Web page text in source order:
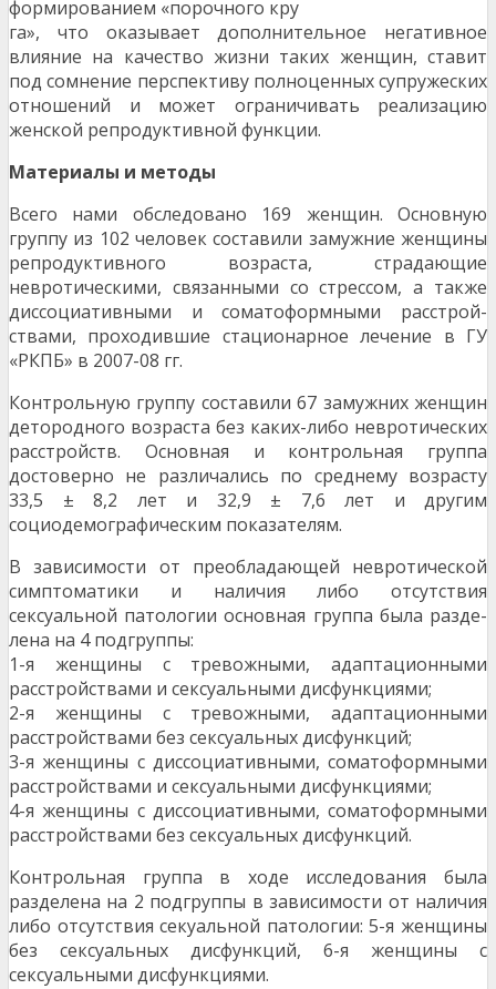
формированием «порочного кру­
га», что оказывает дополнительное негативное
влияние на качество жизни таких женщин, ставит
под сомнение перспективу полноценных супруже­ских
отношений и может ограничивать реализацию
женской репродуктивной функции.
Материалы и методы
Всего нами обследовано 169 женщин. Ос­новную
группу из 102 человек составили замужние женщины
репродуктивного возраста, страдающие
невротическими, связанными со стрессом, а также
диссоциативными и соматоформными расстрой­
ствами, проходившие стационарное лечение в ГУ
«РКПБ» в 2007-08 гг.
Контрольную группу составили 67 замужних женщин
детородного возраста без каких-либо невро­тических
расстройств. Основная и контрольная группа
достоверно не различались по среднему возрасту
33,5 ± 8,2 лет и 32,9 ± 7,6 лет и другим
социодемографическим показателям.
В зависимости от преобладающей невро­тической
симптоматики и наличия либо отсутствия
сексуальной патологии основная группа была разде­
лена на 4 подгруппы:
1-я женщины с тревожными, адаптацион­ными
расстройствами и сексуальными дисфункци­ями;
2-я женщины с тревожными, адаптацион­ными
расстройствами без сексуальных дисфункций;
3-я женщины с диссоциативными, соматоформными
расстройствами и сексуальными дис­функциями;
4-я женщины с диссоциативными, соматоформными
расстройствами без сексуальных дис­функций.
Контрольная группа в ходе исследования была
разделена на 2 подгруппы в зависимости от наличия
либо отсутствия секуальной патологии: 5-я женщины
без сексуальных дисфункций, 6-я жен­щины с
сексуальными дисфункциями.